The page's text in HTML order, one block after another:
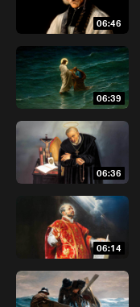
06:46
06:39
06:36
06:14